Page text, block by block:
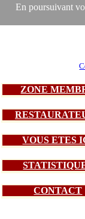
En poursuivant
ZONE
VOUS ETES
CONTACT